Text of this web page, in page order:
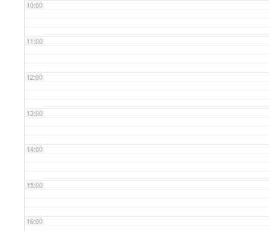
10:00
11:00
12:00
13:00
14:00
15:00
16:00